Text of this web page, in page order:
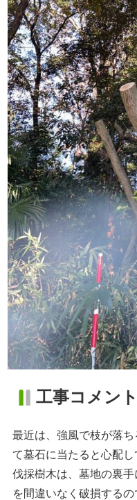
工事コメント
最近は、強風で枝が落
て墓石に当たると心配し
伐採樹木は、墓地の裏
を間違いなく破損する